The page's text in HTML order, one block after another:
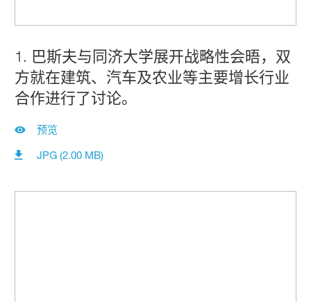
1. 巴斯夫与同济大学展开战略性会晤，双
方就在建筑、汽车及农业等主要增长行业
合作进行了讨论。
预览
JPG (2.00 MB)